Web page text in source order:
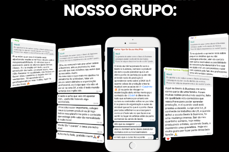
NOSSO GRUPO: